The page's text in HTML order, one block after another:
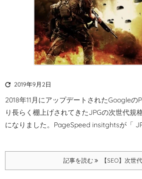
 2019年9月2日
2018年11月にアップデートされたGoogle
り長らく棚上げされてきたJPGの次世代規
になりました。 PageSpeed insitghtsが「
記事を読む 【SEO】次世代